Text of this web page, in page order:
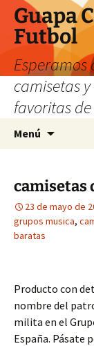
Guapa
Futbol
Esperamos
camisetas
favoritas
Menú
camisetas
23 de mayo de
grupos musica,
baratas
Producto con
nombre del
milita en el
España. Pásate